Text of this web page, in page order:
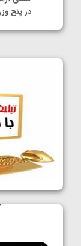
در پنج
1405/05/11
کشتی
ایران
1405/05/08
کشتی
سوم برای
1405/05/07
ایران
کشتی